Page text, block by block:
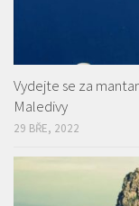
Vydejte se za
Maledivy
29 BŘE, 2022